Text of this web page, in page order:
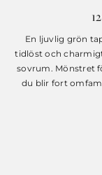
En ljuvlig grön
tidlöst och
sovrum. Mönstret
du blir fort